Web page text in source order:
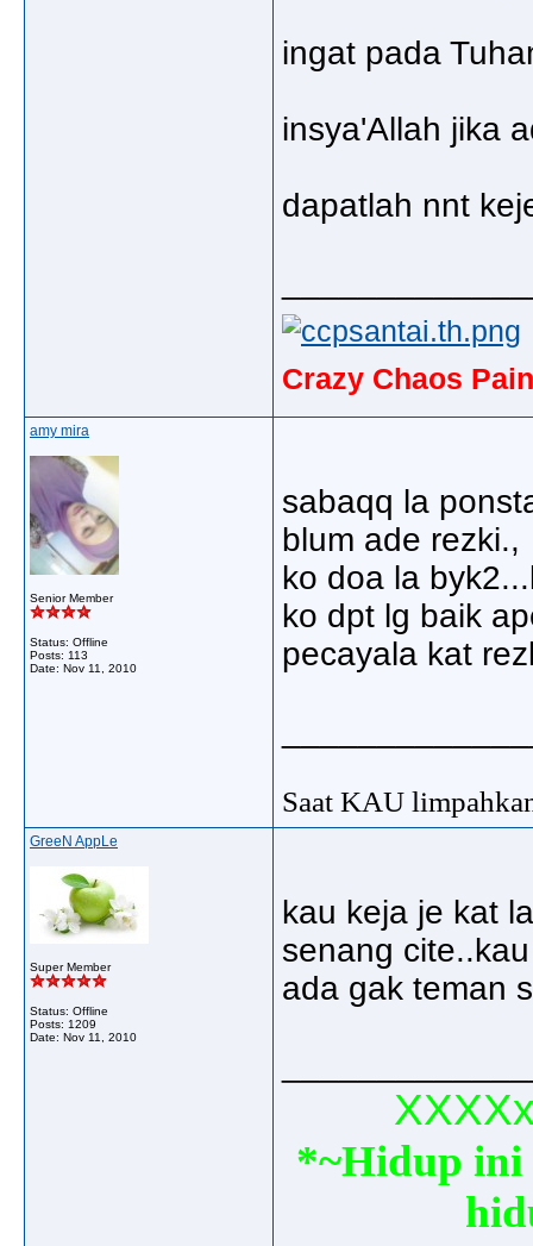
ingat pada
insya'Allah jika
dapatlah nnt
Crazy Chaos
amy mira
Senior Member
Status: Offline
Posts: 113
Date: Nov 11, 2010
sabaqq la
blum ade rezki.,
ko doa la
ko dpt lg baik
pecayala kat
Saat KAU
GreeN AppLe
Super Member
Status: Offline
Posts: 1209
Date: Nov 11, 2010
kau keja je kat
senang
ada gak teman
*~Hidup ini